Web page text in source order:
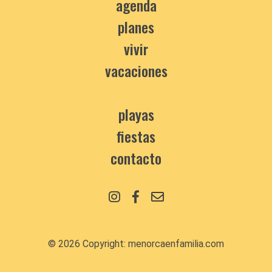
agenda
planes
vivir
vacaciones
playas
fiestas
contacto
© 2026 Copyright: menorcaenfamilia.com